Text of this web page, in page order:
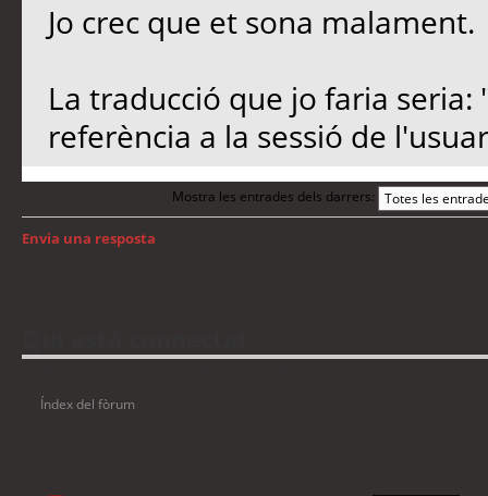
Jo crec que et sona malament.
La traducció que jo faria
referència a la sessió de
Mostra les entrades dels darrers:
Envia una resposta
Índex del fòrum